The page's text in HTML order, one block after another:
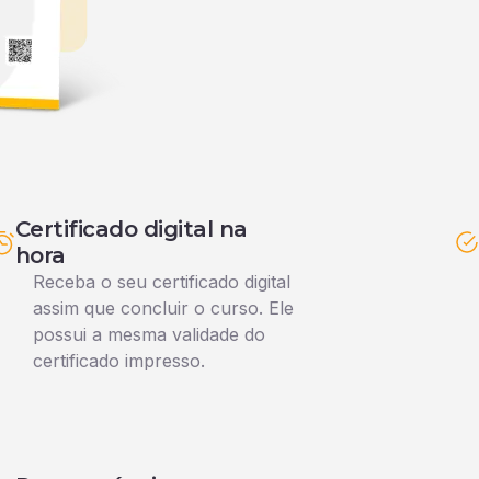
Certificado digital na
hora
Receba o seu certificado digital
assim que concluir o curso. Ele
possui a mesma validade do
certificado impresso.